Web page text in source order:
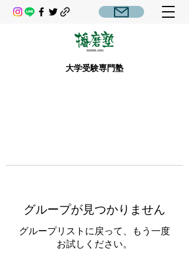
大学受験専門塾
グループが見つかりません
グループリストに戻って、もう一度
お試しください。